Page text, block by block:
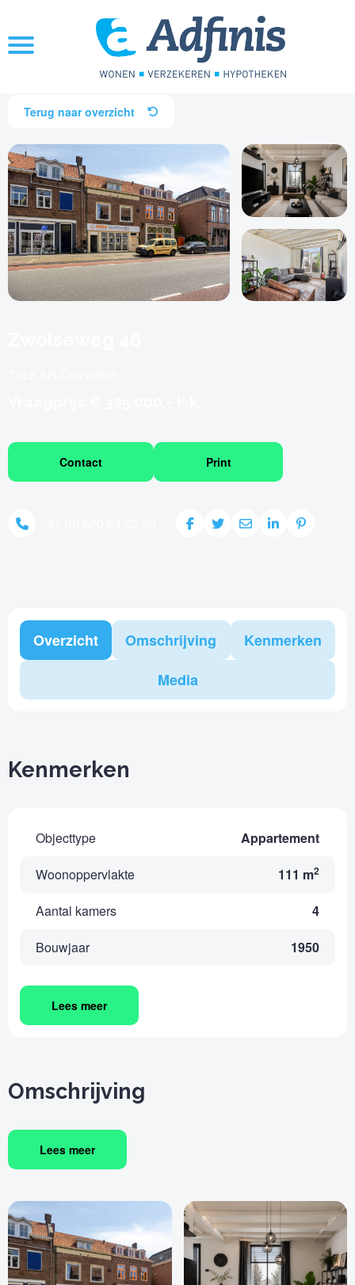
Terug naar overzicht
Contact Print
Overzicht Omschrijving
Kenmerken
Media
Kenmerken
Objecttype
Appartement
Woonoppervlakte
111 m2
Aantal kamers
4
Bouwjaar
1950
Lees meer
Omschrijving
Lees meer